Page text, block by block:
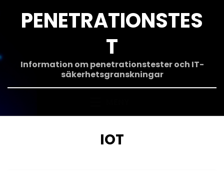
innehållPENETRATIONSTES
T
Information om penetrationstester och IT-
säkerhetsgranskningar
ETIKETT
:
IOT